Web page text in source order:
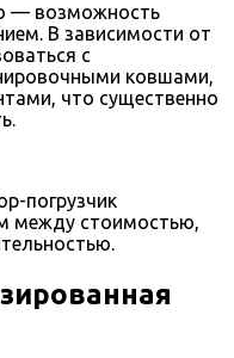
— возможность
В зависимости от
с
ковшами,
что существенно
погрузчик
между стоимостью,